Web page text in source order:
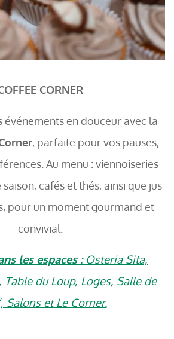
CORNER
événements en douceur avec la
, parfaite pour vos pauses,
Au menu : viennoiseries
cafés et thés, ainsi que jus
pour un moment gourmand et
convivial.
les espaces :Osteria Sita,
Table du Loup, Loges, Salle de
Salons et Le Corner.